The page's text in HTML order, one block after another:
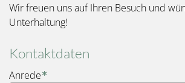
Wir freuen uns auf Ihren Besuch und
Unterhaltung!
Kontaktdaten
Name
Anrede